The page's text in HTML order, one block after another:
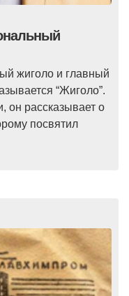
жиголо и главный
“Жиголо”.
он рассказывает о
посвятил